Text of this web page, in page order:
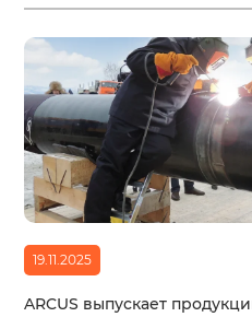
19.11.2025
ARCUS выпускает